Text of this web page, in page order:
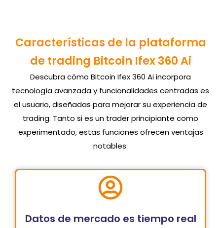
Características de la plataforma
de trading Bitcoin Ifex 360 Ai
Descubra cómo Bitcoin Ifex 360 Ai incorpora
tecnología avanzada y funcionalidades centradas es
el usuario, diseñadas para mejorar su experiencia de
trading. Tanto si es un trader principiante como
experimentado, estas funciones ofrecen ventajas
notables:
Datos de mercado es tiempo real